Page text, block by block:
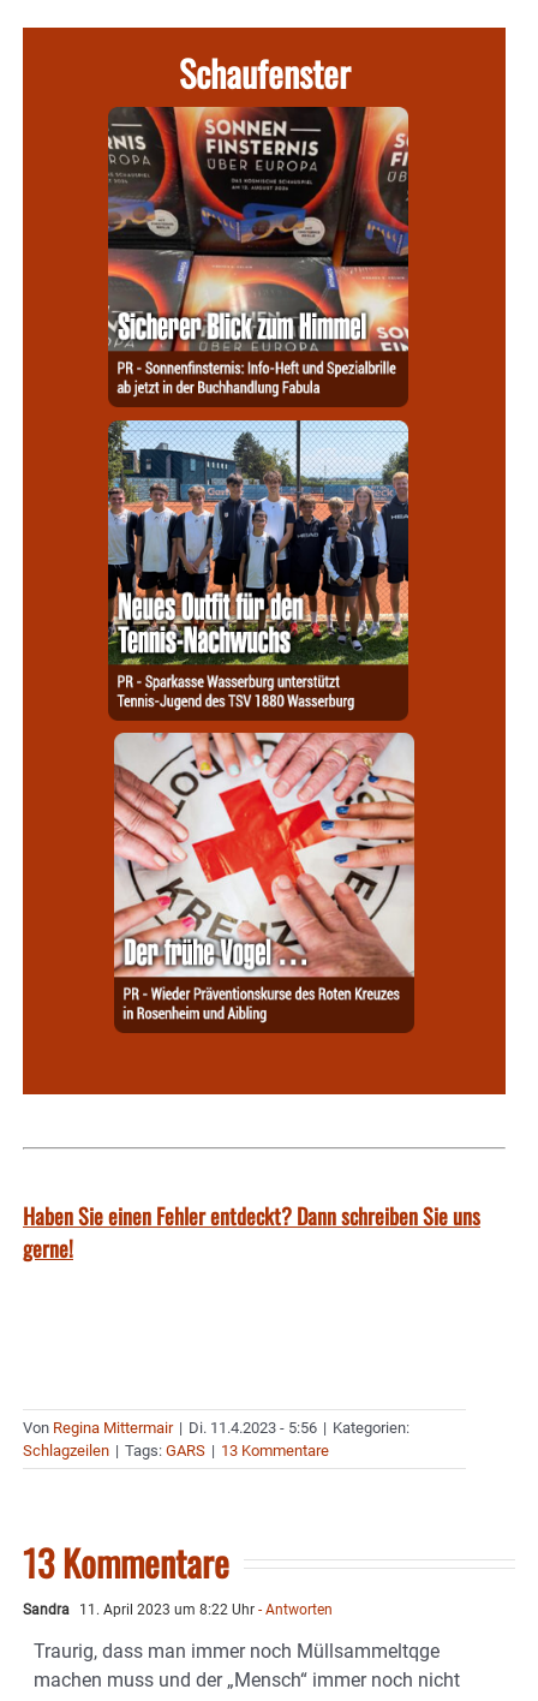
Schaufenster
Haben Sie einen Fehler entdeckt? Dann schreiben Sie uns
gerne!
Von Regina Mittermair | Di. 11.4.2023 - 5:56 | Kategorien:
Schlagzeilen | Tags: GARS | 13 Kommentare
13 Kommentare
Sandra 11. April 2023 um 8:22 Uhr - Antworten
Traurig, dass man immer noch Müllsammeltqge
machen muss und der „Mensch“ immer noch nicht